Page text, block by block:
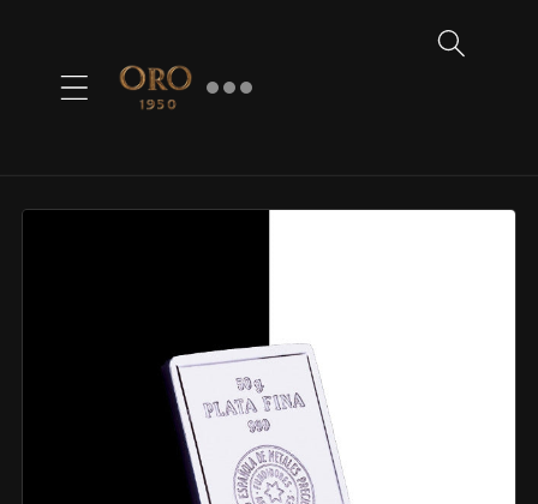
al contenido
Ir al